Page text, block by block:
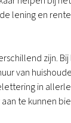
lening en
zijn.
van
in
te kunnen